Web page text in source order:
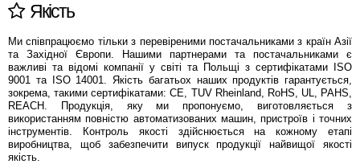
Якість
Ми співпрацюємо тільки з перевіреними постачальниками з країн Азії
та Західної Європи. Нашими партнерами та постачальниками є
важливі та відомі компанії у світі та Польщі з сертифікатами ISO
9001 та ISO 14001. Якість багатьох наших продуктів гарантується,
зокрема, такими сертифікатами: CE, TUV Rheinland, RoHS, UL, PAHS,
REACH. Продукція, яку ми пропонуємо, виготовляється з
використанням повністю автоматизованих машин, пристроїв і точних
інструментів. Контроль якості здійснюється на кожному етапі
виробництва, щоб забезпечити випуск продукції найвищої якості
якість.